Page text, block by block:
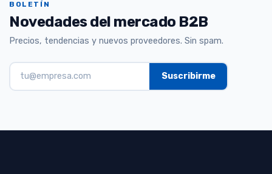
BOLETÍN
Novedades del mercado B2B
Precios, tendencias y nuevos proveedores. Sin spam.